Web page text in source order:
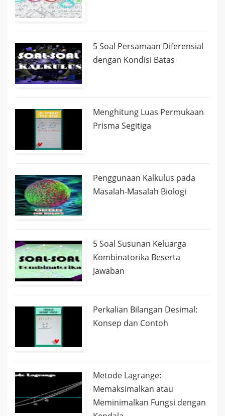
5 Soal Persamaan Diferensial
dengan Kondisi Batas
Menghitung Luas Permukaan
Prisma Segitiga
Penggunaan Kalkulus pada
Masalah-Masalah Biologi
5 Soal Susunan Keluarga
Kombinatorika Beserta
Jawaban
Perkalian Bilangan Desimal:
Konsep dan Contoh
Metode Lagrange:
Memaksimalkan atau
Meminimalkan Fungsi dengan